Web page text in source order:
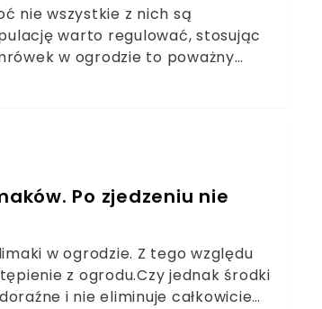
nie wszystkie z nich są
warto regulować, stosując
w ogrodzie to poważny
Po zjedzeniu nie
w ogrodzie. Z tego względu
z ogrodu.Czy jednak środki
i nie eliminuje całkowicie